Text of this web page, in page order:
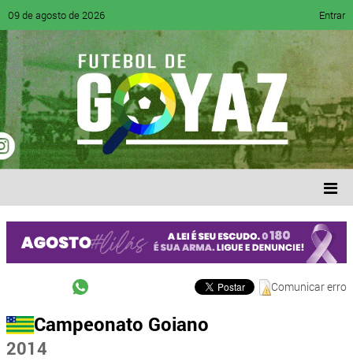
09 de agosto de 2026 Entrar
Comunicar erro
Campeonato Goiano
2014